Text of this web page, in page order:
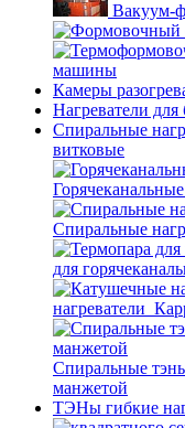
Вакуум-
машины
Камеры
Нагреватели для
Спиральные
витковые
Спиральные
для
Спиральные
манжетой
ТЭНы гибкие